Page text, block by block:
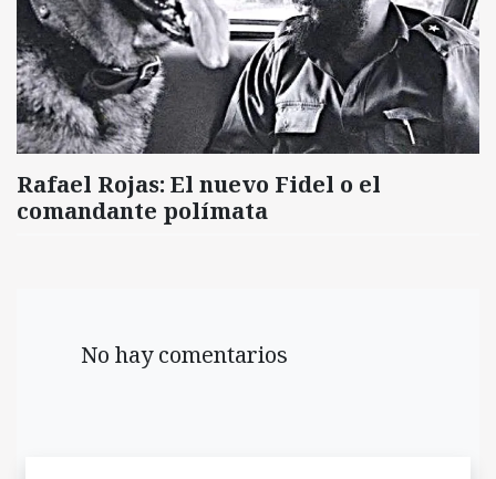
Rafael Rojas: El nuevo Fidel o el
comandante polímata
No hay comentarios